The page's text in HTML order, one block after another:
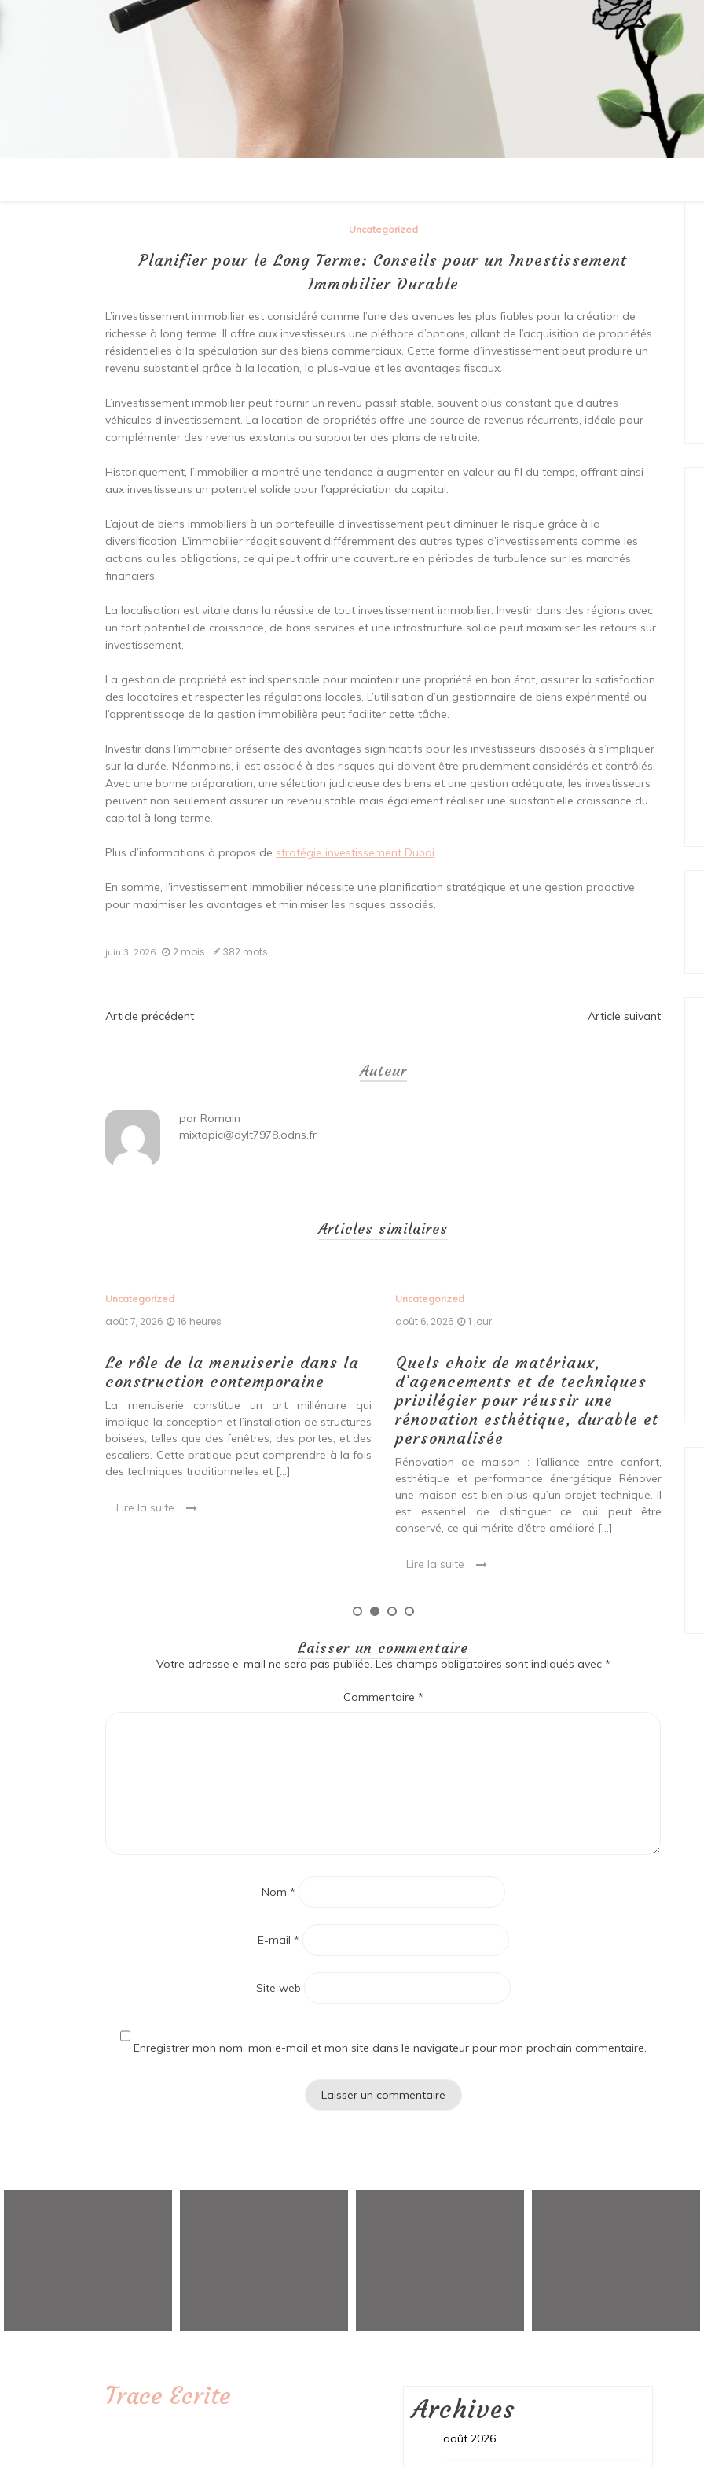
Uncategorized
Planifier pour le Long Terme: Conseils pour un Investissement
Immobilier Durable
L’investissement immobilier est considéré comme l’une des avenues les plus fiables pour la création de
richesse à long terme. Il offre aux investisseurs une pléthore d’options, allant de l’acquisition de propriétés
résidentielles à la spéculation sur des biens commerciaux. Cette forme d’investissement peut produire un
revenu substantiel grâce à la location, la plus-value et les avantages fiscaux.
L’investissement immobilier peut fournir un revenu passif stable, souvent plus constant que d’autres
véhicules d’investissement. La location de propriétés offre une source de revenus récurrents, idéale pour
complémenter des revenus existants ou supporter des plans de retraite.
Historiquement, l’immobilier a montré une tendance à augmenter en valeur au fil du temps, offrant ainsi
aux investisseurs un potentiel solide pour l’appréciation du capital.
L’ajout de biens immobiliers à un portefeuille d’investissement peut diminuer le risque grâce à la
diversification. L’immobilier réagit souvent différemment des autres types d’investissements comme les
actions ou les obligations, ce qui peut offrir une couverture en périodes de turbulence sur les marchés
financiers.
La localisation est vitale dans la réussite de tout investissement immobilier. Investir dans des régions avec
un fort potentiel de croissance, de bons services et une infrastructure solide peut maximiser les retours sur
investissement.
La gestion de propriété est indispensable pour maintenir une propriété en bon état, assurer la satisfaction
des locataires et respecter les régulations locales. L’utilisation d’un gestionnaire de biens expérimenté ou
l’apprentissage de la gestion immobilière peut faciliter cette tâche.
Investir dans l’immobilier présente des avantages significatifs pour les investisseurs disposés à s’impliquer
sur la durée. Néanmoins, il est associé à des risques qui doivent être prudemment considérés et contrôlés.
Avec une bonne préparation, une sélection judicieuse des biens et une gestion adéquate, les investisseurs
peuvent non seulement assurer un revenu stable mais également réaliser une substantielle croissance du
capital à long terme.
Plus d’informations à propos de stratégie investissement Dubai
En somme, l’investissement immobilier nécessite une planification stratégique et une gestion proactive
pour maximiser les avantages et minimiser les risques associés.
juin 3, 2026 2 mois 382 mots
Navigation
Article précédent Article suivant
Auteur
par Romain
mixtopic@dylt7978.odns.fr
Articles similaires
Uncategorized
août 7, 2026 16 heures
Le rôle de la menuiserie dans la
construction contemporaine
La menuiserie constitue un art millénaire qui
implique la conception et l’installation de structures
boisées, telles que des fenêtres, des portes, et des
escaliers. Cette pratique peut comprendre à la fois
des techniques traditionnelles et […]
Lire la suite
Uncategorized
août 6, 2026 1 jour
Quels choix de matériaux,
d’agencements et de techniques
privilégier pour réussir une
rénovation esthétique, durable et
personnalisée
Rénovation de maison : l’alliance entre confort,
esthétique et performance énergétique Rénover
une maison est bien plus qu’un projet technique. Il
est essentiel de distinguer ce qui peut être
conservé, ce qui mérite d’être amélioré […]
Lire la suite
Laisser un commentaire
Votre adresse e-mail ne sera pas publiée. Les champs obligatoires sont indiqués avec *
Commentaire *
Nom *
E-mail *
Site web
Enregistrer mon nom, mon e-mail et mon site dans le navigateur pour mon prochain commentaire.
Trace Ecrite Archives
août 2026